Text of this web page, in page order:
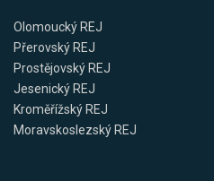
Olomoucký REJ
Přerovský REJ
Prostějovský REJ
Jesenický REJ
Kroměřížský REJ
Moravskoslezský REJ